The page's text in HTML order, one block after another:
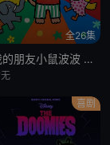
全26集
我的朋友小鼠波波 英语版
喜剧